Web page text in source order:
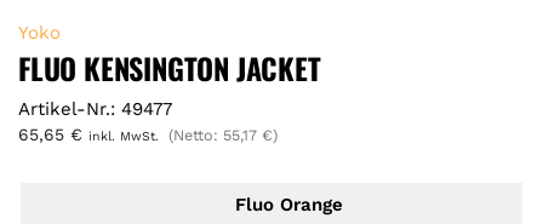
Yoko
FLUO KENSINGTON JACKET
Artikel-Nr.: 49477
65,65 € inkl. MwSt. (Netto: 55,17 €)
Fluo Orange